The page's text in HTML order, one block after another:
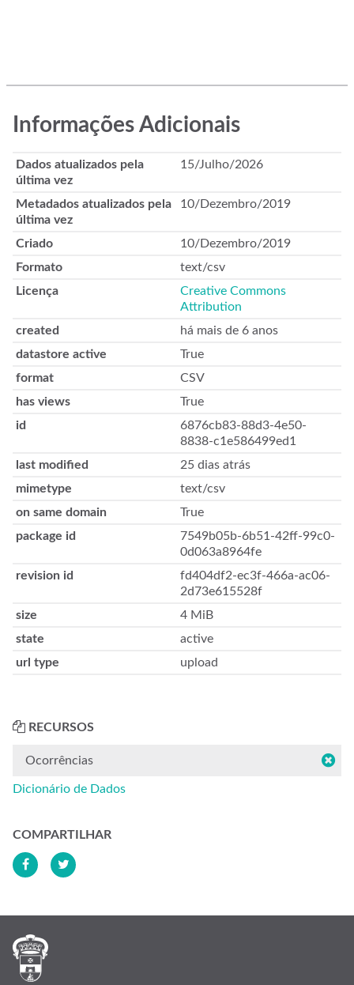
Informações Adicionais
Dados atualizados pela
última vez
15/Julho/2026
Metadados atualizados pela
última vez
10/Dezembro/2019
Criado
10/Dezembro/2019
Formato
text/csv
Licença
Creative Commons
Attribution
created
há mais de 6 anos
datastore active
True
format
CSV
has views
True
id
6876cb83-88d3-4e50-
8838-c1e586499ed1
last modified
25 dias atrás
mimetype
text/csv
on same domain
True
package id
7549b05b-6b51-42ff-99c0-
0d063a8964fe
revision id
fd404df2-ec3f-466a-ac06-
2d73e615528f
size
4 MiB
state
active
url type
upload
RECURSOS
Ocorrências
Dicionário de Dados
COMPARTILHAR